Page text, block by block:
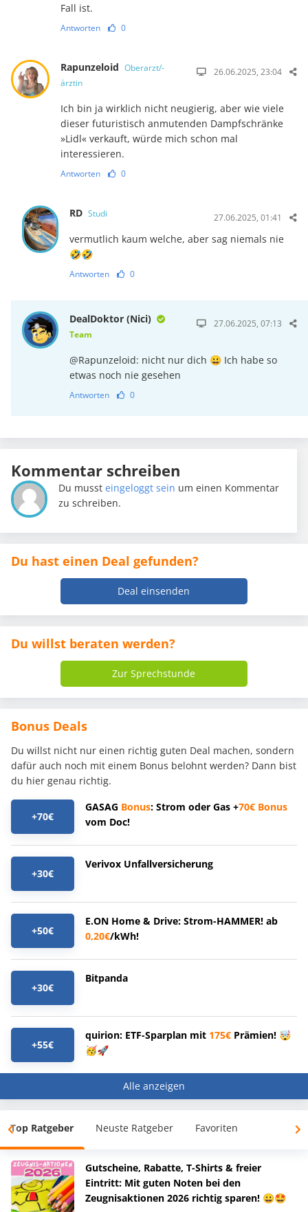
Fall ist.
Antworten 0
Rapunzeloid Oberarzt/-
ärztin
26.06.2025, 23:04
Ich bin ja wirklich nicht neugierig, aber wie viele
dieser futuristisch anmutenden Dampfschränke
»Lidl« verkauft, würde mich schon mal
interessieren.
Antworten 0
RD Studi 27.06.2025, 01:41
vermutlich kaum welche, aber sag niemals nie
🤣🤣
Antworten 0
DealDoktor (Nici)
Team
27.06.2025, 07:13
@Rapunzeloid: nicht nur dich 😀 Ich habe so
etwas noch nie gesehen
Antworten 0
Kommentar schreiben
Du mussteingeloggt sein um einen Kommentar
zu schreiben.
Du hast einen Deal gefunden?
Deal einsenden
Du willst beraten werden?
Zur Sprechstunde
Bonus Deals
Du willst nicht nur einen richtig guten Deal machen, sondern
dafür auch noch mit einem Bonus belohnt werden? Dann bist
du hier genau richtig.
+70€
GASAG Bonus: Strom oder Gas +70€ Bonus
vom Doc!
+30€
Verivox Unfallversicherung
+50€
E.ON Home & Drive: Strom-HAMMER! ab
0,20€/kWh!
+30€
Bitpanda
+55€
quirion: ETF-Sparplan mit 175€ Prämien! 🤯
🥳🚀
Alle anzeigen
Top Ratgeber Neuste Ratgeber Favoriten
Gutscheine, Rabatte, T-Shirts & freier
Eintritt: Mit guten Noten bei den
Zeugnisaktionen 2026 richtig sparen! 😀🤩